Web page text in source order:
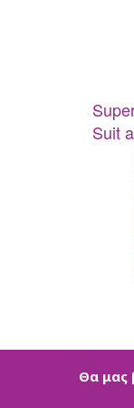
Suit
Θα μας